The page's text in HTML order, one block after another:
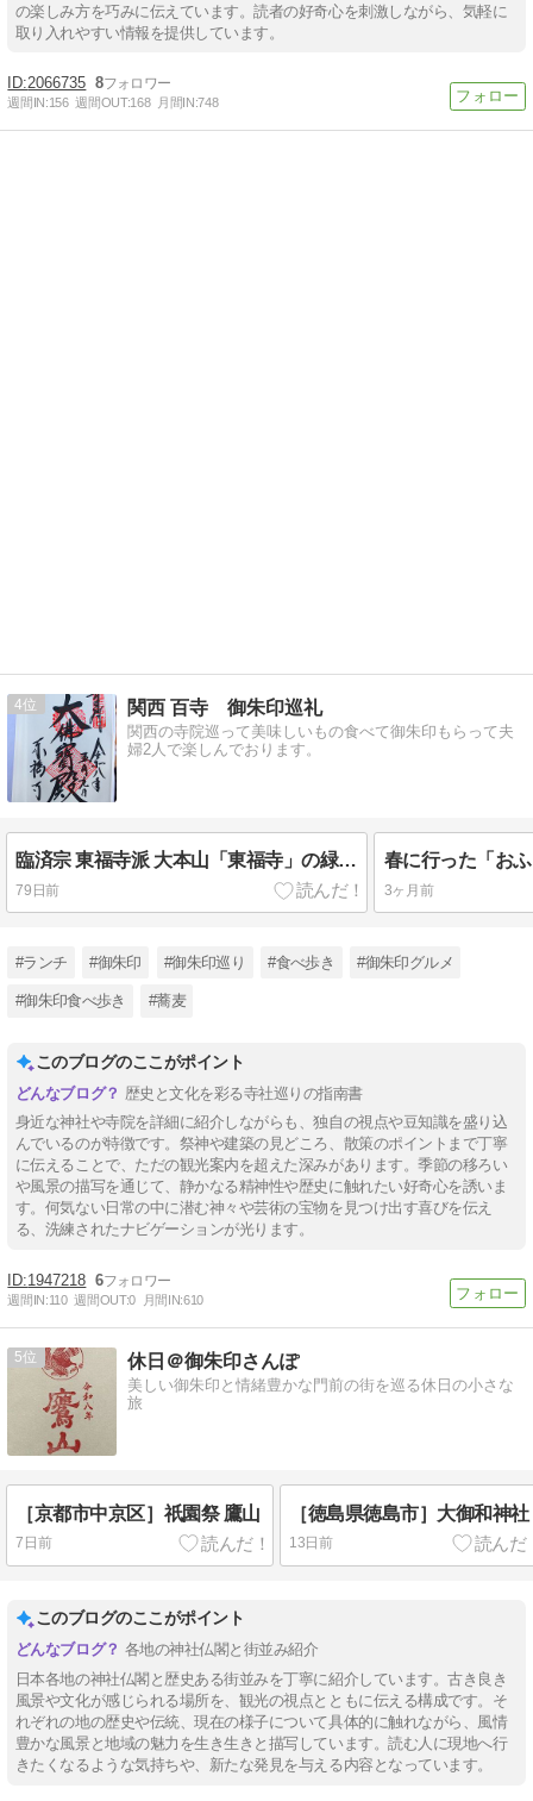
の楽しみ方を巧みに伝えています。読者の好奇心を刺激しながら、気軽に
取り入れやすい情報を提供しています。
2066735 8
週間IN:156 週間OUT:168 月間IN:748
4 関西 百寺 御朱印巡礼
関西の寺院巡って美味しいもの食べて御朱印もらって夫
婦2人で楽しんでおります。
臨済宗 東福寺派 大本山「東福寺」の緑葉が綺麗でした
79日前 3ヶ月前
#ランチ #御朱印 #御朱印巡り #食べ歩き #御朱印グルメ
#御朱印食べ歩き #蕎麦
このブログのここがポイント
歴史と文化を彩る寺社巡りの指南書
身近な神社や寺院を詳細に紹介しながらも、独自の視点や豆知識を盛り込
んでいるのが特徴です。祭神や建築の見どころ、散策のポイントまで丁寧
に伝えることで、ただの観光案内を超えた深みがあります。季節の移ろい
や風景の描写を通じて、静かなる精神性や歴史に触れたい好奇心を誘いま
す。何気ない日常の中に潜む神々や芸術の宝物を見つけ出す喜びを伝え
る、洗練されたナビゲーションが光ります。
1947218 6
週間IN:110 週間OUT:0 月間IN:610
5 休日＠御朱印さんぽ
美しい御朱印と情緒豊かな門前の街を巡る休日の小さな
旅
［京都市中京区］祇園祭 鷹山
7日前
［徳島県徳島市］大御和神社
13日前
このブログのここがポイント
各地の神社仏閣と街並み紹介
日本各地の神社仏閣と歴史ある街並みを丁寧に紹介しています。古き良き
風景や文化が感じられる場所を、観光の視点とともに伝える構成です。そ
れぞれの地の歴史や伝統、現在の様子について具体的に触れながら、風情
豊かな風景と地域の魅力を生き生きと描写しています。読む人に現地へ行
きたくなるような気持ちや、新たな発見を与える内容となっています。